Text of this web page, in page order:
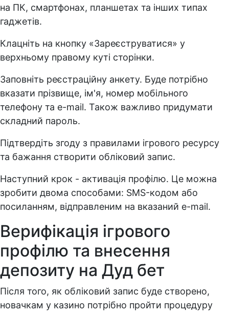
на ПК, смартфонах, планшетах та інших типах
гаджетів.
Клацніть на кнопку «Зареєструватися» у
верхньому правому куті сторінки.
Заповніть реєстраційну анкету. Буде потрібно
вказати прізвище, ім'я, номер мобільного
телефону та e-mail. Також важливо придумати
складний пароль.
Підтвердіть згоду з правилами ігрового ресурсу
та бажання створити обліковий запис.
Наступний крок - активація профілю. Це можна
зробити двома способами: SMS-кодом або
посиланням, відправленим на вказаний e-mail.
Верифікація ігрового
профілю та внесення
депозиту на Дуд бет
Після того, як обліковий запис буде створено,
новачкам у казино потрібно пройти процедуру